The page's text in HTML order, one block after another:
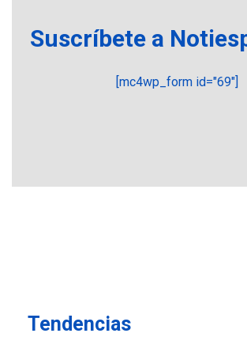
Suscríbete a
[mc4wp_form id="69"]
Tendencias
ÚLTIMA
Gobernadora
de
2